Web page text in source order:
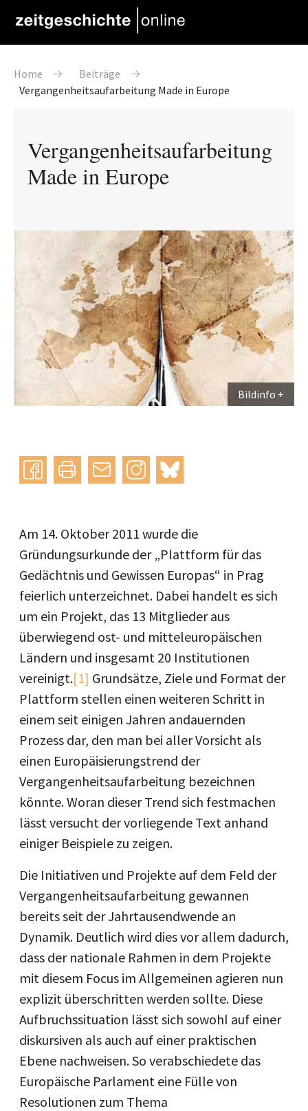
Pfadnavigation
Home
Beiträge
Vergangenheitsaufarbeitung Made in Europe
Vergangenheitsaufarbeitung
Made in Europe
Bildinfo
Instagram
bluesky
Am 14. Oktober 2011 wurde die
Gründungsurkunde der „Plattform für das
Gedächtnis und Gewissen Europas“ in Prag
feierlich unterzeichnet. Dabei handelt es sich
um ein Projekt, das 13 Mitglieder aus
überwiegend ost- und mitteleuropäischen
Ländern und insgesamt 20 Institutionen
vereinigt.[1] Grundsätze, Ziele und Format der
Plattform stellen einen weiteren Schritt in
einem seit einigen Jahren andauernden
Prozess dar, den man bei aller Vorsicht als
einen Europäisierungstrend der
Vergangenheitsaufarbeitung bezeichnen
könnte. Woran dieser Trend sich festmachen
lässt versucht der vorliegende Text anhand
einiger Beispiele zu zeigen.
Die Initiativen und Projekte auf dem Feld der
Vergangenheitsaufarbeitung gewannen
bereits seit der Jahrtausendwende an
Dynamik. Deutlich wird dies vor allem dadurch,
dass der nationale Rahmen in dem Projekte
mit diesem Focus im Allgemeinen agieren nun
explizit überschritten werden sollte. Diese
Aufbruchssituation lässt sich sowohl auf einer
diskursiven als auch auf einer praktischen
Ebene nachweisen. So verabschiedete das
Europäische Parlament eine Fülle von
Resolutionen zum Thema